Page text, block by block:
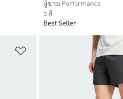
ผู้ชาย Performance
5 สี
Best Seller
เพิ่มไปยังรายการสินค้าโปรด